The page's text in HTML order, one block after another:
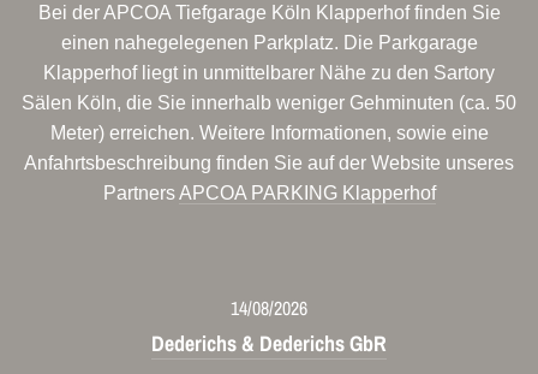
Bei der APCOA Tiefgarage Köln Klapperhof finden Sie
einen nahegelegenen Parkplatz. Die Parkgarage
Klapperhof liegt in unmittelbarer Nähe zu den Sartory
Sälen Köln, die Sie innerhalb weniger Gehminuten (ca. 50
Meter) erreichen. Weitere Informationen, sowie eine
Anfahrtsbeschreibung finden Sie auf der Website unseres
PartnersAPCOA PARKING Klapperhof
14/08/2026
Dederichs & Dederichs GbR